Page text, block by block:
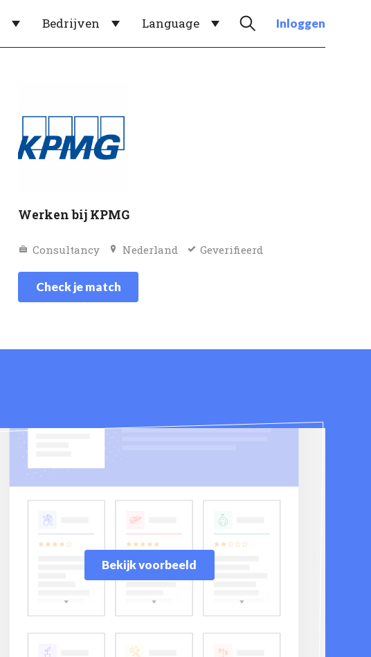
Bedrijven Language Inloggen
Werken bij KPMG
Consultancy Nederland Geverifieerd
Check je match
Bekijk voorbeeld